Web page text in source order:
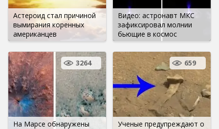
Астероид стал причиной
вымирания коренных
американцев
Видео: астронавт МКС
зафиксировал молнии
бьющие в космос
На Марсе обнаружены
3264
Ученые предупреждают о
659